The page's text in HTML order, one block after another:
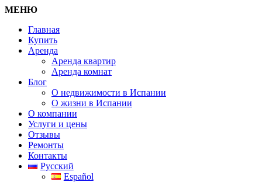
МЕНЮ
Главная
Купить
Аренда
Аренда квартир
Аренда комнат
Блог
О недвижимости в Испании
О жизни в Испании
О компании
Услуги и цены
Отзывы
Ремонты
Контакты
Русский
Español